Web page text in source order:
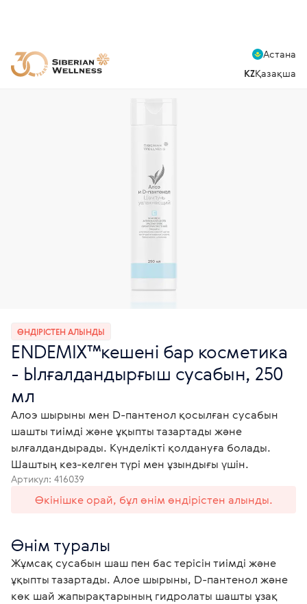
Астана
KZҚазақша
ӨНДІРІСТЕН АЛЫНДЫ
ENDEMIX™кешені бар косметика
- Ылғалдандырғыш сусабын, 250
мл
Алоэ шырыны мен D-пантенол қосылған сусабын
шашты тиімді және ұқыпты тазартады және
ылғалдандырады. Күнделікті қолдануға болады.
Шаштың кез-келген түрі мен ұзындығы үшін.
Артикул: 416039
Өкінішке орай, бұл өнім өндірістен алынды.
Өнім туралы
Жұмсақ сусабын шаш пен бас терісін тиімді және
ұқыпты тазартады. Алое шырыны, D-пантенол және
көк шай жапырақтарының гидролаты шашты ұзақ